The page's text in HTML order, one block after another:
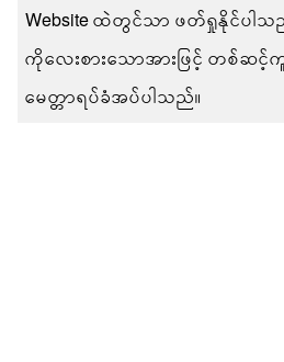
Website ထဲတွင်သာ ဖတ်ရှုနိုင်ပါ
ကိုလေးစားသောအားဖြင့် တစ်ဆင့်ကူ
မေတ္တာရပ်ခံအပ်ပါသည်။